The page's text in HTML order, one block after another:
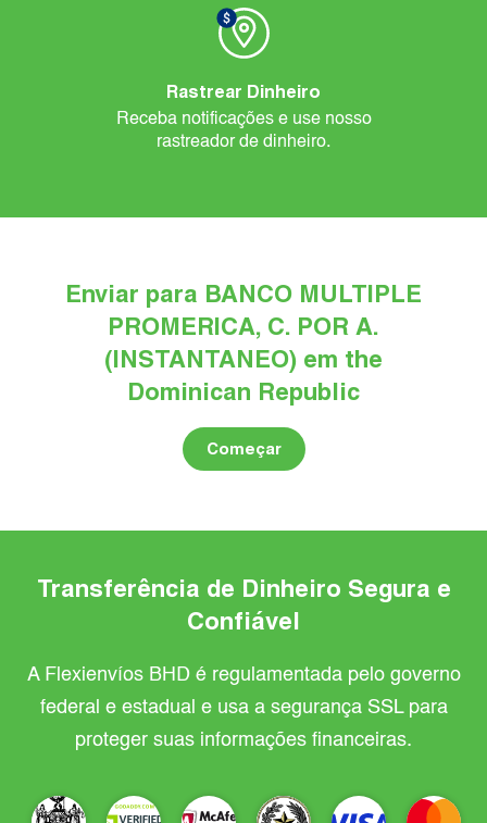
Rastrear Dinheiro
Receba notificações e use nosso
rastreador de dinheiro.
Enviar para BANCO MULTIPLE
PROMERICA, C. POR A.
(INSTANTANEO) em the
Dominican Republic
Começar
Transferência de Dinheiro Segura e
Confiável
A Flexienvíos BHD é regulamentada pelo governo
federal e estadual e usa a segurança SSL para
proteger suas informações financeiras.